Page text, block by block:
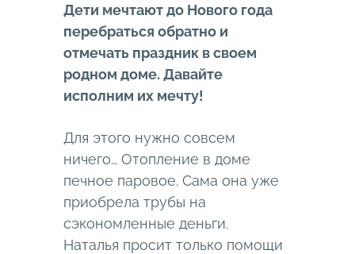
Дети мечтают до Нового года
перебраться обратно и
отмечать праздник в своем
родном доме. Давайте
исполним их мечту!
Для этого нужно совсем
ничего… Отопление в доме
печное паровое. Сама она уже
приобрела трубы на
сэкономленные деньги.
Наталья просит только помощи